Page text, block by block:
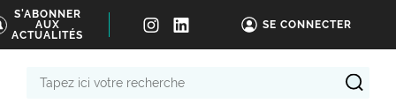
S'ABONNER
AUX
ACTUALITÉS
SE CONNECTER